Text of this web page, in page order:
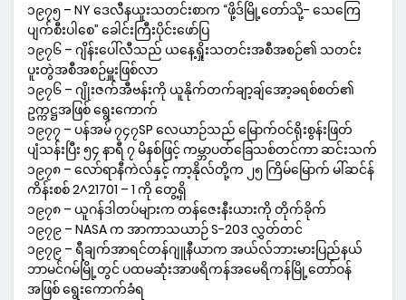
၁၉၇၅ – NY ဒေလီနယူးသတင်းစာက “ဖို့ဒ်မြို့တော်သို့- သေကြေ
ပျက်စီးပါစေ” ခေါင်းကြီးပိုင်းဖော်ပြ
၁၉၇၆ – ဂျိန်းပေါ်လီသည် ယနေ့ရှိုးသတင်းအစီအစဉ်၏ သတင်း
ပူးတွဲအစီအစဉ်မှူးဖြစ်လာ
၁၉၇၆ – ဂျိုးဇက်အီဗန်းကို ယူနိုက်တက်ချာ့ချ်အော့ခရစ်စတ်၏
ဥက္ကဋ္ဌအဖြစ် ရွေးကောက်
၁၉၇၇ – ပန်အမ် ၇၄၇SP လေယာဉ်သည် မြောက်ဝင်ရိုးစွန်းဖြတ်
ပျံသန်းပြီး ၅၄ နာရီ ၇ မိနစ်ဖြင့် ကမ္ဘာပတ်ခြေသစ်တင်ကာ ဆင်းသက်
၁၉၇၈ – လော်ရာနီကဲလ်နှင့် ကာ့နိုလ်တို့က ၂၅ ကြိမ်မြောက် မါ်ဆင်န်
ကိန်းစစ် 2^21701 – 1 ကို တွေ့ရှိ
၁၉၇၈ – ယူဂန်ဒါတပ်များက တန်ဇေးနီးယားကို တိုက်ခိုက်
၁၉၇၉ – NASA က အာကာသယာဉ် S-203 လွှတ်တင်
၁၉၇၉ – ရီချက်အာရင်တန်ဂျူနီယာက အယ်လ်ဘားမားပြည်နယ်
ဘာမင်ဂမ်မြို့တွင် ပထမဆုံးအာဖရိကန်အမေရိကန်မြို့တော်ဝန်
အဖြစ် ရွေးကောက်ခံရ